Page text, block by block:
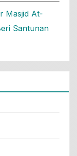
Masjid At-
Santunan